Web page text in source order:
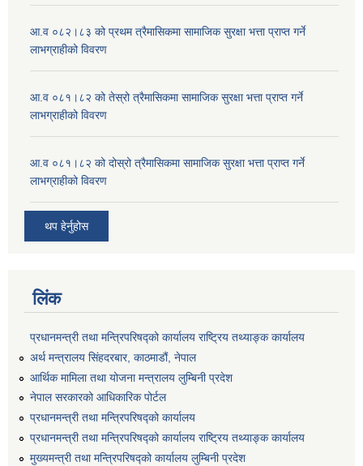
आ.व ०८२।८३ को प्रथम त्रैमासिकमा सामाजिक सुरक्षा भत्ता प्राप्त गर्ने
लाभग्राहीको विवरण
आ.व ०८१।८२ को तेस्रो त्रैमासिकमा सामाजिक सुरक्षा भत्ता प्राप्त गर्ने
लाभग्राहीको विवरण
आ.व ०८१।८२ को दोस्रो त्रैमासिकमा सामाजिक सुरक्षा भत्ता प्राप्त गर्ने
लाभग्राहीको विवरण
थप हेर्नुहोस
लिंक
प्रधानमन्त्री तथा मन्त्रिपरिषद्को कार्यालय राष्ट्रिय तथ्याङ्क कार्यालय
अर्थ मन्त्रालय सिंहदरबार, काठमाडौं, नेपाल
आर्थिक मामिला तथा योजना मन्त्रालय लुम्बिनी प्रदेश
नेपाल सरकारको आधिकारिक पोर्टल
प्रधानमन्त्री तथा मन्त्रिपरिषद्को कार्यालय
प्रधानमन्त्री तथा मन्त्रिपरिषद्को कार्यालय राष्ट्रिय तथ्याङ्क कार्यालय
मुख्यमन्त्री तथा मन्त्रिपरिषद्को कार्यालय लुम्बिनी प्रदेश